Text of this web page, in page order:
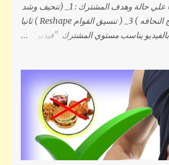
تصميمه مخصوص ، بناء علي حالة وهدف المشترك : 1_ (تنحيف وشد
) 2_ ( زيادة الوزن وعلاج النحافه ) 3_ ( تنسيق القوام Reshape ) ثانيا
يناسب مستوي المشترك "فيديو لكل
1_ ( نظام تمارين منزلي بادوات بسيطه ) 2_ ( نظام تمارين منزلي
اي ادوات ) 3_ ( نظام تمارين بأجهزة الجيم والنادي ) ثالثا :
خلال تطبيق واتساب بتسجيلات صوتيه . " لن
يتأخر الرد علي رسالتك اكثر من 24 ساعه" ولفهم تفاصيل اكثر
المباشر وإليكم بعض التفاصيل للتوضيح
أساس علمي ويتم ذلك بناء علي بيانات